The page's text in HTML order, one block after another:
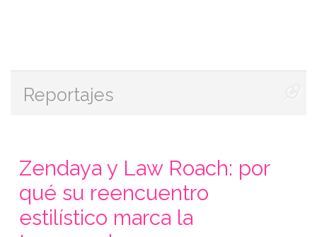
Reportajes
Zendaya y Law Roach: por
qué su reencuentro
estilístico marca la